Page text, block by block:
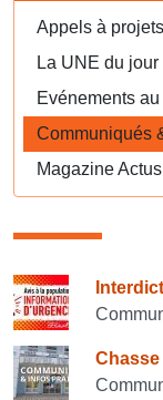
Appels à projets
La UNE du jour
Evénements
Communiqués
Magazine
Consulter